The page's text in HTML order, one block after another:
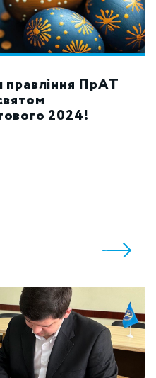
правління ПрАТ
2024!